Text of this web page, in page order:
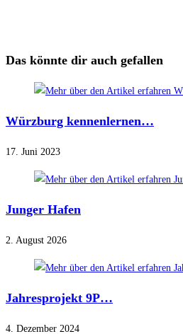
Das könnte dir auch gefallen
Würzburg kennenlernen…
17. Juni 2023
Junger Hafen
2. August 2026
Jahresprojekt 9P…
4. Dezember 2024